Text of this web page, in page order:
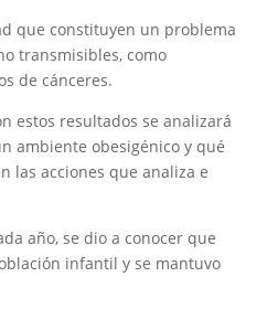
que constituyen un problema
transmisibles, como
de cánceres.
estos resultados se analizará
ambiente obesigénico y qué
las acciones que analiza e
año, se dio a conocer que
infantil y se mantuvo